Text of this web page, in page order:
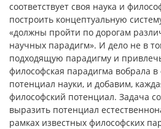
соответствует своя наука и
построить концептуальную
«должны пройти по дорогам
научных парадигм». И дело не в
подходящую парадигму и
философская парадигма вобрала
потенциал науки, и добавим,
философский потенциал. Задача
выразить потенциал
рамках известных философских